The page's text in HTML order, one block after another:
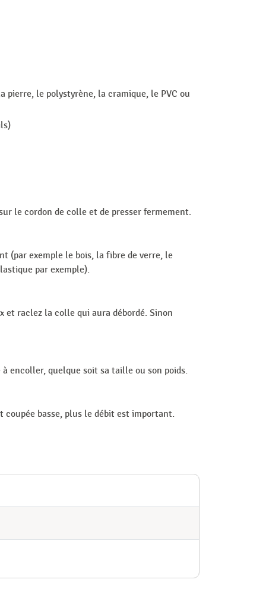
le polystyrène, la cramique, le PVC ou
le cordon de colle et de presser fermement.
(par exemple le bois, la fibre de verre, le
par exemple).
et raclez la colle qui aura débordé. Sinon
encoller, quelque soit sa taille ou son poids.
basse, plus le débit est important.